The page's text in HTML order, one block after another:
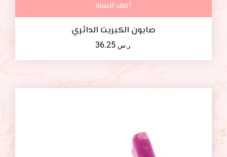
أضف للسلة
صابون الكبريت الدائري
ر.س